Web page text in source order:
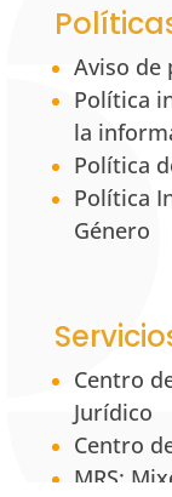
Aviso de
Política
la
Política
Política
Género
Centro
Jurídico
Centro
MRS: